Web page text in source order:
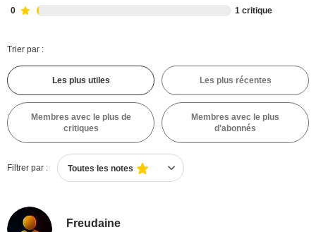
0 1 critique
Trier par :
Les plus utiles Les plus récentes
Membres avec le plus de
critiques
Membres avec le plus
d'abonnés
Filtrer par : Toutes les notes
Freudaine